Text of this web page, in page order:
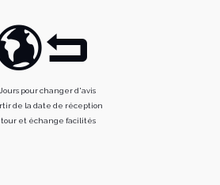
pour changer d'avis
de la date de réception
et échange facilités